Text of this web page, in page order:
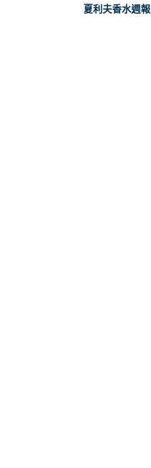
夏利夫香水週報